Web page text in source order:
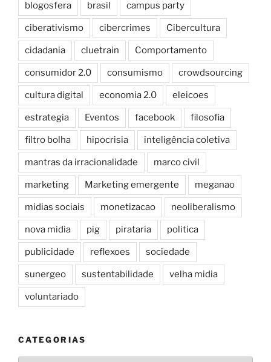
blogosfera brasil campus party
ciberativismo cibercrimes Cibercultura
cidadania cluetrain Comportamento
consumidor 2.0 consumismo crowdsourcing
cultura digital economia 2.0 eleicoes
estrategia Eventos facebook filosofia
filtro bolha hipocrisia inteligência coletiva
mantras da irracionalidade marco civil
marketing Marketing emergente meganao
midias sociais monetizacao neoliberalismo
nova midia pig pirataria politica
publicidade reflexoes sociedade
sunergeo sustentabilidade velha midia
voluntariado
CATEGORIAS